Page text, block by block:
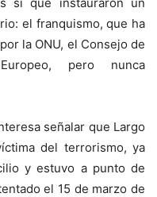
el franquismo, que ha
la ONU, el Consejo de
pero nunca
señalar que Largo
del terrorismo, ya
y estuvo a punto de
el 15 de marzo de